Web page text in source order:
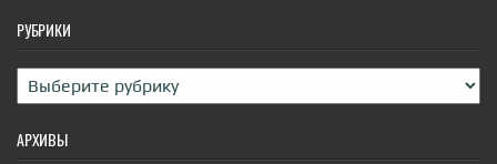
РУБРИКИ
Рубрики
АРХИВЫ